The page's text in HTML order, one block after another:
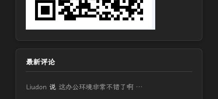
最新评论
Liudon 说 这办公环境非常不错了啊 …